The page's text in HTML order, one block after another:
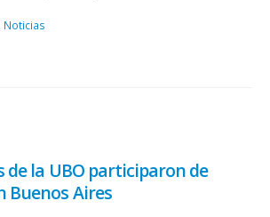
Noticias
de la UBO participaron de
Buenos Aires